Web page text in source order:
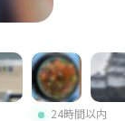
24時間以内